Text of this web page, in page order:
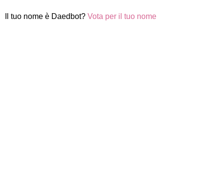
Il tuo nome è Daedbot? Vota per il tuo nome